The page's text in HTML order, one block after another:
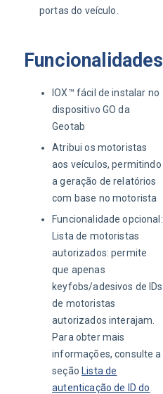
portas do veículo.
Funcionalidades
IOX™ fácil de instalar no
dispositivo GO da
Geotab
Atribui os motoristas
aos veículos, permitindo
a geração de relatórios
com base no motorista
Funcionalidade opcional:
Lista de motoristas
autorizados: permite
que apenas
keyfobs/adesivos de IDs
de motoristas
autorizados interajam.
Para obter mais
informações, consulte a
seção Lista de
autenticação de ID do